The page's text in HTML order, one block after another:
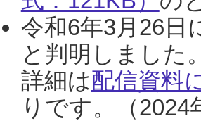
令和6年3月26日
と判明しました
詳細は配信資料
りです。（2024